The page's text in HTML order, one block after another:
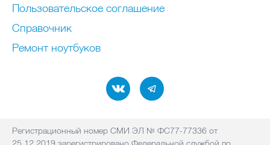
Пользовательское соглашение
Справочник
Ремонт нoутбуков
Регистрационный номер СМИ ЭЛ № ФС77-77336 от